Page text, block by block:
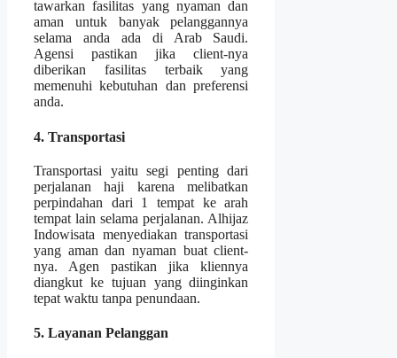
tawarkan fasilitas yang nyaman dan
aman untuk banyak pelanggannya
selama anda ada di Arab Saudi.
Agensi pastikan jika client-nya
diberikan fasilitas terbaik yang
memenuhi kebutuhan dan preferensi
anda.
4. Transportasi
Transportasi yaitu segi penting dari
perjalanan haji karena melibatkan
perpindahan dari 1 tempat ke arah
tempat lain selama perjalanan. Alhijaz
Indowisata menyediakan transportasi
yang aman dan nyaman buat client-
nya. Agen pastikan jika kliennya
diangkut ke tujuan yang diinginkan
tepat waktu tanpa penundaan.
5. Layanan Pelanggan